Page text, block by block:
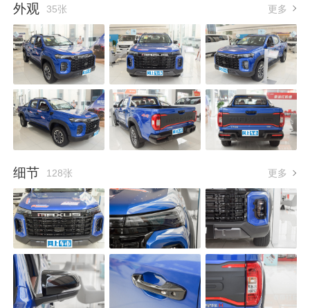
外观 35张 更多
细节 128张 更多